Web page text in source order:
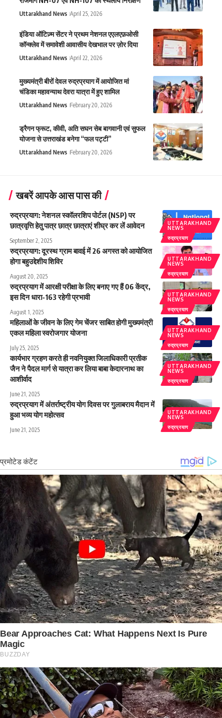
Uttarakhand News April 25, 2026
इंडिया ऑटिज़्म सेंटर ने प्रथम नेशनल एएलएफ़ओसी
कॉन्क्लेव में समावेशी आवासीय देखभाल पर ज़ोर दिया
Uttarakhand News April 22, 2026
मुख्यमंत्री बीरों देवल रुद्रप्रयाग में आयोजित मां
चंडिका महावन्याथ देवरा यात्रा में हुए शामिल
Uttarakhand News February 20, 2026
ड्रैगन फ्रूट, कीवी, अति सघन सेब बागवानी एवं सुफल
योजना से उत्तराखंड बनेगा “फल पट्टी”
Uttarakhand News February 20, 2026
खबरें आपके आस पास की
UTTARAKHAND
NEWS
रुद्रप्रयाग
रुद्रप्रयाग: नेशनल स्कॉलरशिप पोर्टल (NSP) पर
छात्रवृत्ति हेतु पात्र छात्र छात्राएं शीघ्र कर लें आवेदन
September 2, 2025
UTTARAKHAND
NEWS
रुद्रप्रयाग
रुद्रप्रयाग: दूरस्थ ग्राम बावई में 26 अगस्त को आयोजित
होगा बहुउद्देशीय शिविर
August 20, 2025
UTTARAKHAND
NEWS
रुद्रप्रयाग
रुद्रप्रयाग में आरक्षी परीक्षा के लिए बनाए गए हैं 06 केंद्र,
इस दिन धारा-163 रहेगी प्रभावी
August 1, 2025
UTTARAKHAND
NEWS
रुद्रप्रयाग
महिलाओं के जीवन के लिए गेम चेंजर साबित होगी मुख्यमंत्री
एकल महिला स्वरोजगार योजना
July 25, 2025
UTTARAKHAND
NEWS
रुद्रप्रयाग
कार्यभार ग्रहण करते ही नवनियुक्त जिलाधिकारी प्रतीक
जैन ने पैदल मार्ग से यात्रा कर लिया बाबा केदारनाथ का
आशीर्वाद
June 21, 2025
UTTARAKHAND
NEWS
रुद्रप्रयाग
रुद्रप्रयाग में अंतर्राष्ट्रीय योग दिवस पर गुलाबराय मैदान में
हुआ भव्य योग महोत्सव
June 21, 2025